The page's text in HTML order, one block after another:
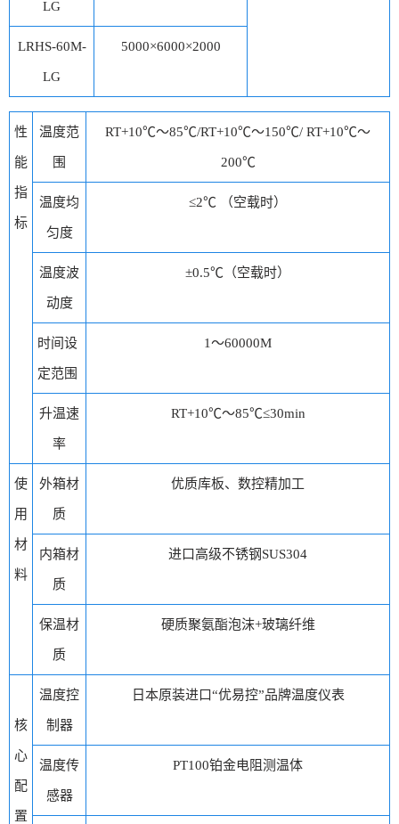
LG
LRHS-60M-
LG
5000×6000×2000
性
能
指
标
温度范
围
RT+10℃～85℃/RT+10℃～150℃/ RT+10℃～
200℃
温度均
匀度
≤2℃ （空载时）
温度波
动度
±0.5℃（空载时）
时间设
定范围
1～60000M
升温速
率
RT+10℃～85℃≤30min
使
用
材
料
外箱材
质
优质库板、数控精加工
内箱材
质
进口高级不锈钢SUS304
保温材
质
硬质聚氨酯泡沫+玻璃纤维
核
心
配
置
温度控
制器
日本原装进口“优易控”品牌温度仪表
温度传
感器
PT100铂金电阻测温体